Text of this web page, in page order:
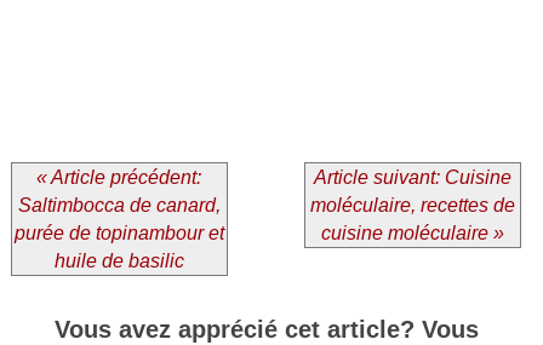
« Article précédent:
Saltimbocca de canard,
purée de topinambour et
huile de basilic
Article suivant: Cuisine
moléculaire, recettes de
cuisine moléculaire »
Vous avez apprécié cet article? Vous